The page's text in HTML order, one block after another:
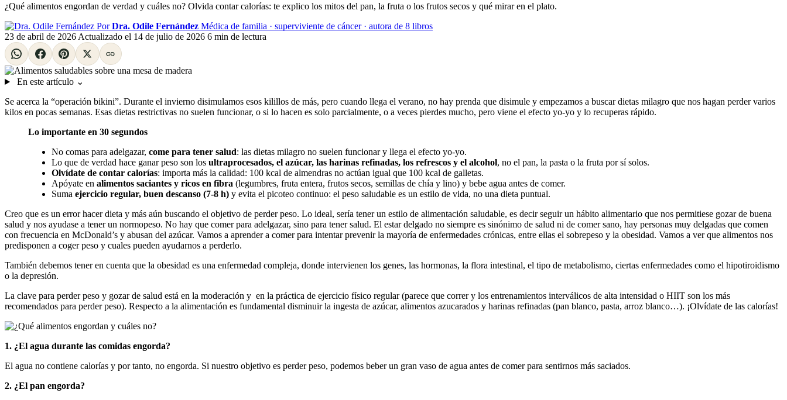
¿Qué alimentos engordan de verdad y cuáles no? Olvida contar calorías: te explico los mitos del pan, la fruta o los frutos secos y qué mirar en el plato.
Por Dra. Odile Fernández Médica de familia · superviviente de cáncer · autora de 8 libros
23 de abril de 2026 Actualizado el 14 de julio de 2026 6 min de lectura
En este artículo ⌄
Se acerca la “operación bikini”. Durante el invierno disimulamos esos kilillos de más, pero cuando llega el verano, no hay prenda que disimule y empezamos a buscar dietas milagro que nos hagan perder varios
kilos en pocas semanas. Esas dietas restrictivas no suelen funcionar, o si lo hacen es solo parcialmente, o a veces pierdes mucho, pero viene el efecto yo-yo y lo recuperas rápido.
Lo importante en 30 segundos
No comas para adelgazar, come para tener salud: las dietas milagro no suelen funcionar y llega el efecto yo-yo.
Lo que de verdad hace ganar peso son los ultraprocesados, el azúcar, las harinas refinadas, los refrescos y el alcohol, no el pan, la pasta o la fruta por sí solos.
Olvídate de contar calorías: importa más la calidad: 100 kcal de almendras no actúan igual que 100 kcal de galletas.
Apóyate en alimentos saciantes y ricos en fibra (legumbres, fruta entera, frutos secos, semillas de chía y lino) y bebe agua antes de comer.
Suma ejercicio regular, buen descanso (7-8 h) y evita el picoteo continuo: el peso saludable es un estilo de vida, no una dieta puntual.
Creo que es un error hacer dieta y más aún buscando el objetivo de perder peso. Lo ideal, sería tener un estilo de alimentación saludable, es decir seguir un hábito alimentario que nos permitiese gozar de buena
salud y nos ayudase a tener un normopeso. No hay que comer para adelgazar, sino para tener salud. El estar delgado no siempre es sinónimo de salud ni de comer sano, hay personas muy delgadas que comen
con frecuencia en McDonald’s y abusan del azúcar. Vamos a aprender a comer para intentar prevenir la mayoría de enfermedades crónicas, entre ellas el sobrepeso y la obesidad. Vamos a ver que alimentos nos
predisponen a coger peso y cuales pueden ayudarnos a perderlo.
También debemos tener en cuenta que la obesidad es una enfermedad compleja, donde intervienen los genes, las hormonas, la flora intestinal, el tipo de metabolismo, ciertas enfermedades como el hipotiroidismo
o la depresión.
La clave para perder peso y gozar de salud está en la moderación y en la práctica de ejercicio físico regular (parece que correr y los entrenamientos interválicos de alta intensidad o HIIT son los más
recomendados para perder peso). Respecto a la alimentación es fundamental disminuir la ingesta de azúcar, alimentos azucarados y harinas refinadas (pan blanco, pasta, arroz blanco…). ¡Olvídate de las calorías!
1. ¿El agua durante las comidas engorda?
El agua no contiene calorías y por tanto, no engorda. Si nuestro objetivo es perder peso, podemos beber un gran vaso de agua antes de comer para sentirnos más saciados.
2. ¿El pan engorda?